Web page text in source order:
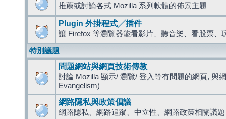
推薦或討論各式 Mozilla 系列軟體的佈景主題
Plugin 外掛程式╱插件
讓 Firefox 等瀏覽器能看影片、聽音樂、看股票、
特別議題
問題網站與網頁技術傳教
討論 Mozilla 顯示/ 瀏覽/ 登入等有問題的網頁, 與
Evangelism)
網路隱私與政策倡議
網路隱私、網路追蹤、中立性、網路政策相關議題